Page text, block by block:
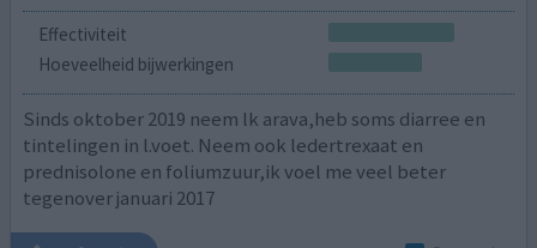
Effectiviteit
Hoeveelheid bijwerkingen
Sinds oktober 2019 neem lk arava,heb soms diarree en
tintelingen in l.voet. Neem ook ledertrexaat en
prednisolone en foliumzuur,ik voel me veel beter
tegenover januari 2017